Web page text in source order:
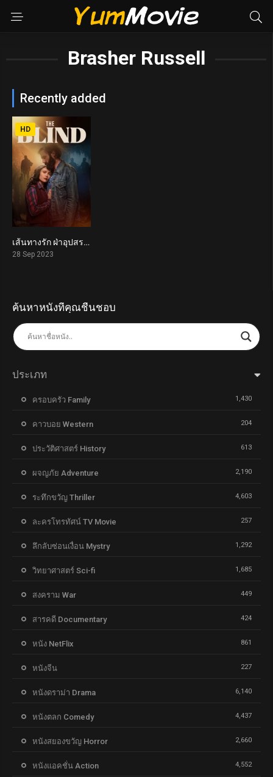
Brasher Russell
Recently added
6.2
HD
เส้นทางรัก ฝ่าอุปสรรคชีวิต The Blind (2023)
28 Sep 2023
ค้นหาหนังที่คุณชื่นชอบ
ประเภท
ครอบครัว Family 1,430
คาวบอย Western 204
ประวัติศาสตร์ History 613
ผจญภัย Adventure 2,190
ระทึกขวัญ Thriller 4,603
ละครโทรทัศน์ TV Movie 257
ลึกลับซ่อนเงื่อน Mystry 1,292
วิทยาศาสตร์ Sci-fi 1,685
สงคราม War 449
สารคดี Documentary 424
หนัง NetFlix 861
หนังจีน 227
หนังดราม่า Drama 6,140
หนังตลก Comedy 4,437
หนังสยองขวัญ Horror 2,660
หนังแอคชั่น Action 4,552